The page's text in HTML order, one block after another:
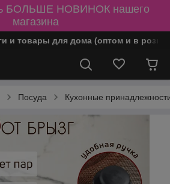
БОЛЬШЕ НОВИНОК нашего
магазина
и товары для дома (оптом и в
Посуда Кухонные